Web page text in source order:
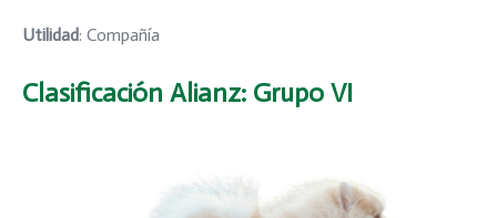
Utilidad: Compañía
Clasificación Alianz: Grupo VI